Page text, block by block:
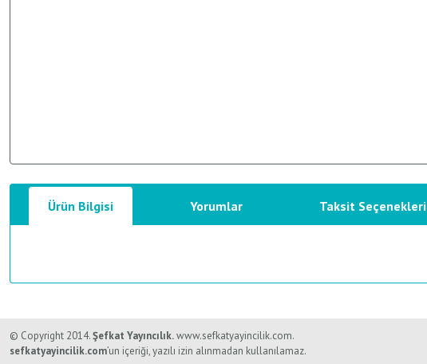
Ürün Bilgisi Yorumlar Taksit Seçenekleri
Görüş ve önerileriniz için teşekkür ederiz.
© Copyright 2014.Şefkat Yayıncılık.www.sefkatyayincilik.com.
sefkatyayincilik.com’un içeriği, yazılı izin alınmadan kullanılamaz.